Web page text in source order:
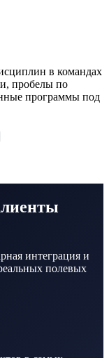
в командах
пробелы по
программы под
интеграция и
полевых